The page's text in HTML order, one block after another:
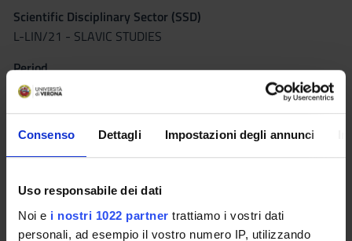
Consenso Dettagli Impostazioni degli annunci
Uso responsabile dei dati
Noi e i nostri 1022 partner trattiamo i vostri dati
personali, ad esempio il vostro numero IP, utilizzando
Scientific Disciplinary Sector (SSD)
L-LIN/21 - SLAVIC STUDIES
Period
I semestre dal Oct 3, 2011 al Jan 14, 2012.
Seminars 0
century Russian poetry, through a critical reading of the